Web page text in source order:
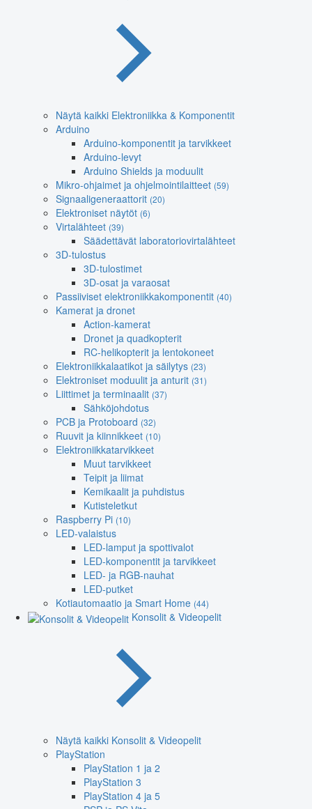
Näytä kaikki Elektroniikka & Komponentit
Arduino
Arduino-komponentit ja tarvikkeet
Arduino-levyt
Arduino Shields ja moduulit
Mikro-ohjaimet ja ohjelmointilaitteet (59)
Signaaligeneraattorit (20)
Elektroniset näytöt (6)
Virtalähteet (39)
Säädettävät laboratoriovirtalähteet
3D-tulostus
3D-tulostimet
3D-osat ja varaosat
Passiiviset elektroniikkakomponentit (40)
Kamerat ja dronet
Action-kamerat
Dronet ja quadkopterit
RC-helikopterit ja lentokoneet
Elektroniikkalaatikot ja säilytys (23)
Elektroniset moduulit ja anturit (31)
Liittimet ja terminaalit (37)
Sähköjohdotus
PCB ja Protoboard (32)
Ruuvit ja kiinnikkeet (10)
Elektroniikkatarvikkeet
Muut tarvikkeet
Teipit ja liimat
Kemikaalit ja puhdistus
Kutisteletkut
Raspberry Pi (10)
LED-valaistus
LED-lamput ja spottivalot
LED-komponentit ja tarvikkeet
LED- ja RGB-nauhat
LED-putket
Kotiautomaatio ja Smart Home (44)
Konsolit & Videopelit
Näytä kaikki Konsolit & Videopelit
PlayStation
PlayStation 1 ja 2
PlayStation 3
PlayStation 4 ja 5